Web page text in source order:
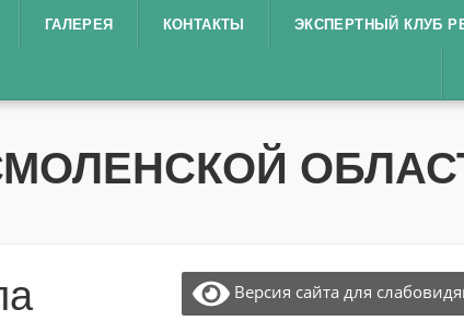
ГАЛЕРЕЯ КОНТАКТЫ ЭКСПЕРТНЫЙ КЛУБ
Версия сайта для